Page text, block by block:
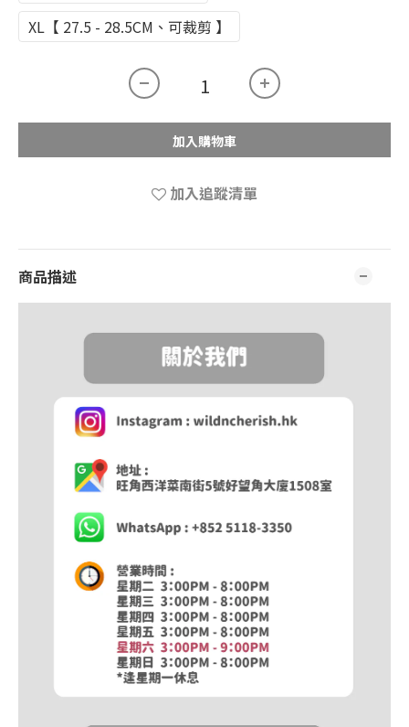
XL【 27.5 - 28.5CM、可裁剪 】
加入購物車
加入追蹤清單
商品描述